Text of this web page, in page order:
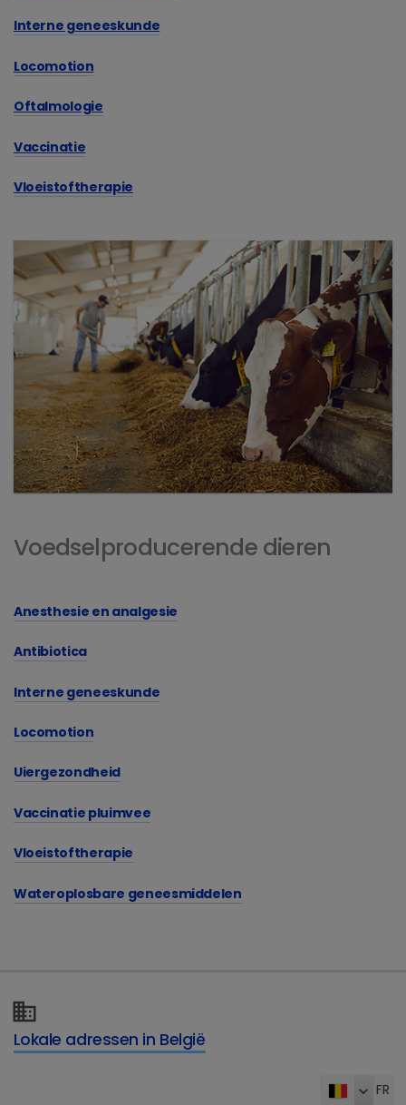
Interne geneeskunde
Locomotion
Oftalmologie
Vaccinatie
Vloeistoftherapie
Voedselproducerende dieren
Anesthesie en analgesie
Antibiotica
Interne geneeskunde
Locomotion
Uiergezondheid
Vaccinatie pluimvee
Vloeistoftherapie
Wateroplosbare geneesmiddelen
Lokale adressen in België
FR